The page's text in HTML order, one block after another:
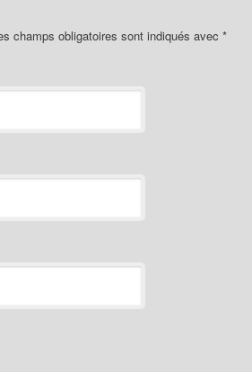
champs obligatoires sont indiqués avec *